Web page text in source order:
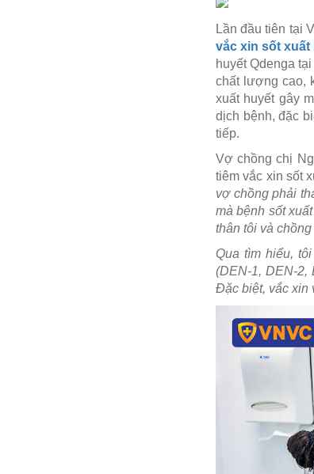
Lần đầu tiên tại
vắc xin sốt xuất
huyết Qdenga
chất lượng cao,
xuất huyết gây
dịch bệnh, đặc
tiếp.
Vợ chồng chị
tiêm vắc xin sốt
vợ chồng phải
mà bệnh sốt
thân tôi và
Qua tìm hiểu,
(DEN-1, DEN-2,
Đặc biệt, vắc xin